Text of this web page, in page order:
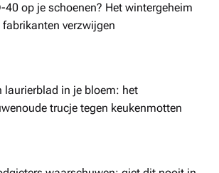
40 op je schoenen? Het wintergeheim
verzwijgen
laurierblad in je bloem: het
trucje tegen keukenmotten